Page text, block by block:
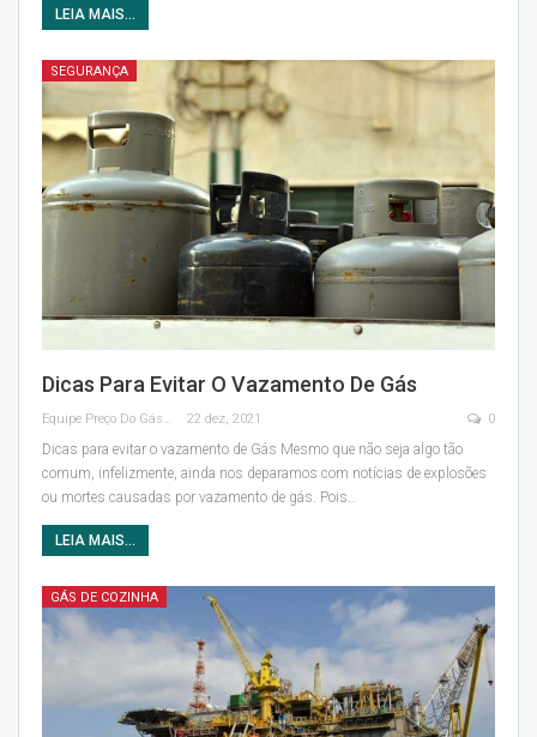
LEIA MAIS...
SEGURANÇA
Dicas Para Evitar O Vazamento De Gás
Equipe Preço Do Gás 22 dez, 2021 0
Dicas para evitar o vazamento de Gás Mesmo que não seja algo tão
comum, infelizmente, ainda nos deparamos com notícias de explosões
ou mortes causadas por vazamento de gás. Pois
LEIA MAIS...
GÁS DE COZINHA